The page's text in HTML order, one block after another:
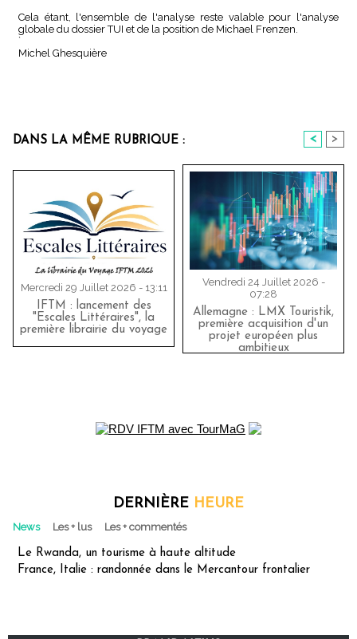
Cela étant, l'ensemble de l'analyse reste valable pour l'analyse
globale du dossier TUI et de la position de Michael Frenzen.
`
Michel Ghesquière
DANS LA MÊME RUBRIQUE : < >
Mercredi 29 Juillet 2026 - 13:11
IFTM : lancement des
"Escales Littéraires", la
première librairie du voyage
Vendredi 24 Juillet 2026 -
07:28
Allemagne : LMX Touristik,
première acquisition d'un
projet européen plus
ambitieux
DERNIÈRE HEURE
News Les + lus Les + commentés
Le Rwanda, un tourisme à haute altitude
France, Italie : randonnée dans le Mercantour frontalier